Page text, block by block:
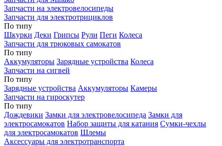
Запчасти на электровелосипеды
Запчасти для электротрициклов
По типу
Шкурки Деки Грипсы Рули Пеги Колеса
Запчасти для трюковых самокатов
По типу
Аккумуляторы Зарядные устройства Колеса
Запчасти на сигвей
По типу
Зарядные устройства Аккумуляторы Камеры
Запчасти на гироскутер
По типу
Дождевики Замки для электровелосипеда Замки для
электросамокатов Набор защиты для катания Сумки-чехлы
для электросамокатов Шлемы
Аксессуары для электротранспорта